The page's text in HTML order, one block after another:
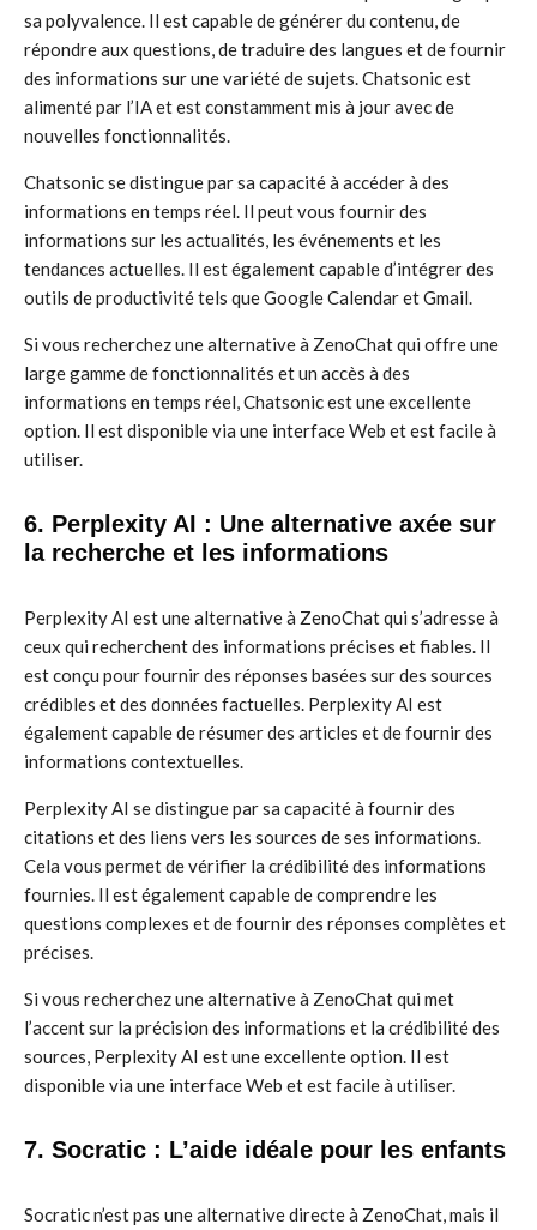
sa polyvalence. Il est capable de générer du contenu, de
répondre aux questions, de traduire des langues et de fournir
des informations sur une variété de sujets. Chatsonic est
alimenté par l’IA et est constamment mis à jour avec de
nouvelles fonctionnalités.
Chatsonic se distingue par sa capacité à accéder à des
informations en temps réel. Il peut vous fournir des
informations sur les actualités, les événements et les
tendances actuelles. Il est également capable d’intégrer des
outils de productivité tels que Google Calendar et Gmail.
Si vous recherchez une alternative à ZenoChat qui offre une
large gamme de fonctionnalités et un accès à des
informations en temps réel, Chatsonic est une excellente
option. Il est disponible via une interface Web et est facile à
utiliser.
6. Perplexity AI : Une alternative axée sur
la recherche et les informations
Perplexity AI est une alternative à ZenoChat qui s’adresse à
ceux qui recherchent des informations précises et fiables. Il
est conçu pour fournir des réponses basées sur des sources
crédibles et des données factuelles. Perplexity AI est
également capable de résumer des articles et de fournir des
informations contextuelles.
Perplexity AI se distingue par sa capacité à fournir des
citations et des liens vers les sources de ses informations.
Cela vous permet de vérifier la crédibilité des informations
fournies. Il est également capable de comprendre les
questions complexes et de fournir des réponses complètes et
précises.
Si vous recherchez une alternative à ZenoChat qui met
l’accent sur la précision des informations et la crédibilité des
sources, Perplexity AI est une excellente option. Il est
disponible via une interface Web et est facile à utiliser.
7. Socratic : L’aide idéale pour les enfants
Socratic n’est pas une alternative directe à ZenoChat, mais il